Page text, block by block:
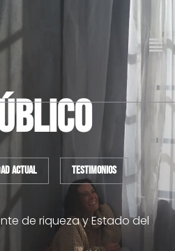
actual testimonios
de riqueza y Estado del